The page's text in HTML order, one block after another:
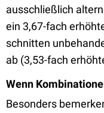
ausschließlich
ein 3,67-fach
schnitten
ab (3,53-fach
Wenn
Besonders